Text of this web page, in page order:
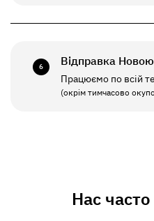
+380(67)550-7641
ПН - ПТ
СБ - НД
11:00 - 19:00
6 Відправка
Працюємо по всій
(окрім тимчасово
Нас